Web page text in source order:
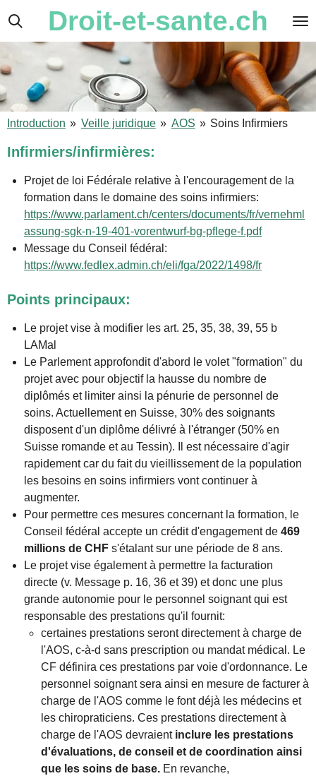
Passer
contenu
principal
Droit-et-sante.ch
Introduction » Veille juridique » AOS » Soins Infirmiers
Infirmiers/infirmières:
Projet de loi Fédérale relative à l'encouragement de la
formation dans le domaine des soins infirmiers:
https://www.parlament.ch/centers/documents/fr/vernehml
assung-sgk-n-19-401-vorentwurf-bg-pflege-f.pdf
Message du Conseil fédéral:
https://www.fedlex.admin.ch/eli/fga/2022/1498/fr
Points principaux:
Le projet vise à modifier les art. 25, 35, 38, 39, 55 b
LAMal
Le Parlement approfondit d'abord le volet "formation" du
projet avec pour objectif la hausse du nombre de
diplômés et limiter ainsi la pénurie de personnel de
soins. Actuellement en Suisse, 30% des soignants
disposent d'un diplôme délivré à l'étranger (50% en
Suisse romande et au Tessin). Il est nécessaire d'agir
rapidement car du fait du vieillissement de la population
les besoins en soins infirmiers vont continuer à
augmenter.
Pour permettre ces mesures concernant la formation, le
Conseil fédéral accepte un crédit d'engagement de 469
millions de CHF s'étalant sur une période de 8 ans.
Le projet vise également à permettre la facturation
directe (v. Message p. 16, 36 et 39) et donc une plus
grande autonomie pour le personnel soignant qui est
responsable des prestations qu'il fournit:
certaines prestations seront directement à charge de
l'AOS, c-à-d sans prescription ou mandat médical. Le
CF définira ces prestations par voie d'ordonnance. Le
personnel soignant sera ainsi en mesure de facturer à
charge de l'AOS comme le font déjà les médecins et
les chiropraticiens. Ces prestations directement à
charge de l'AOS devraient inclure les prestations
d'évaluations, de conseil et de coordination ainsi
que les soins de base. En revanche,